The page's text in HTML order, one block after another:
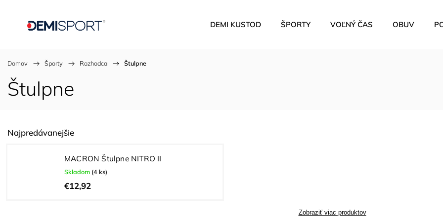
DEMI KUSTOD ŠPORTY VOĽNÝ ČAS OBUV
Domov / Športy / Rozhodca / Štulpne
Štulpne
Najpredávanejšie
MACRON Štulpne NITRO II
Skladom (4 ks)
€12,92
Zobraziť viac produktov